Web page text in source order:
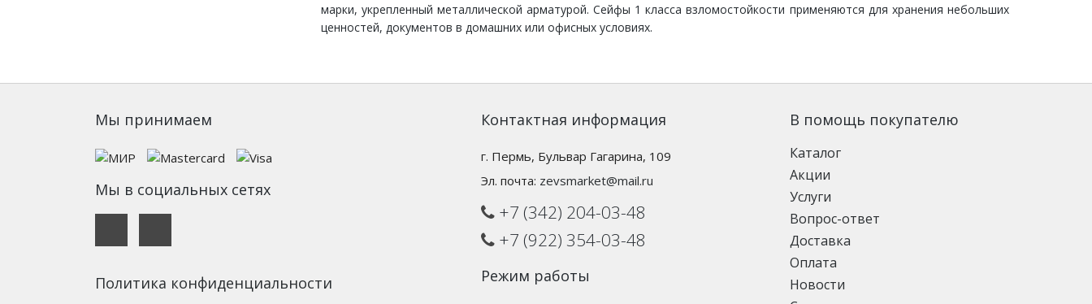
марки, укрепленный металлической арматурой. Сейфы 1 класса взломостойкости применяются для хранения небольших
ценностей, документов в домашних или офисных условиях.
Мы принимаем
Мы в социальных сетях
Политика конфиденциальности
Контактная информация
г. Пермь, Бульвар Гагарина, 109
Эл. почта: zevsmarket@mail.ru
+7 (342) 204-03-48
+7 (922) 354-03-48
Режим работы
В помощь покупателю
Каталог
Акции
Услуги
Вопрос-ответ
Доставка
Оплата
Новости